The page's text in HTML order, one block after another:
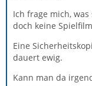
Ich frage mich,
doch keine
Eine
dauert ewig.
Kann man da